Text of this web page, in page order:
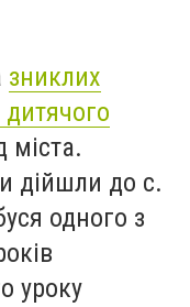
зниклих
міста.
дійшли до с.
одного з
уроку